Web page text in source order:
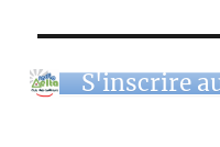
S'inscrire